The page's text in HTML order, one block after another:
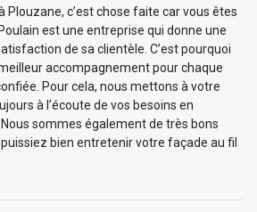
c’est chose faite car vous êtes
est une entreprise qui donne une
de sa clientèle. C’est pourquoi
accompagnement pour chaque
Pour cela, nous mettons à votre
à l’écoute de vos besoins en
sommes également de très bons
bien entretenir votre façade au fil